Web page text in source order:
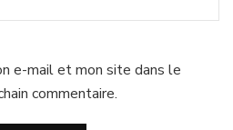
e-mail et mon site dans le
commentaire.